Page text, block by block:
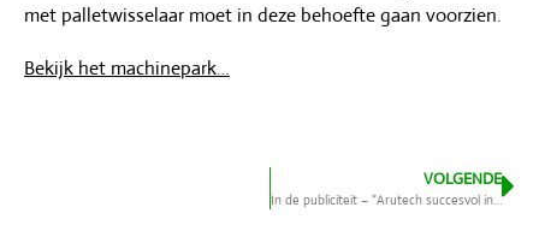
met palletwisselaar moet in deze behoefte gaan voorzien.
Bekijk het machinepark…
VOLGENDE
In de publiciteit – “Arutech succesvol in verspaning”